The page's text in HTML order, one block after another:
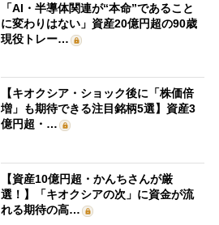
「AI・半導体関連が“本命”であること
に変わりはない」資産20億円超の90歳
現役トレー…
【キオクシア・ショック後に「株価倍
増」も期待できる注目銘柄5選】資産3
億円超・…
【資産10億円超・かんちさんが厳
選！】「キオクシアの次」に資金が流
れる期待の高…